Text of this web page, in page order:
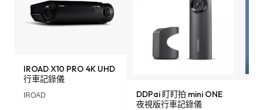
IROAD X10 PRO 4K UHD
行車記錄儀
IROAD
DDPai 盯盯拍 mini ONE
夜視版行車記錄儀